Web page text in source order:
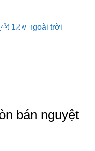
bán nguyệt